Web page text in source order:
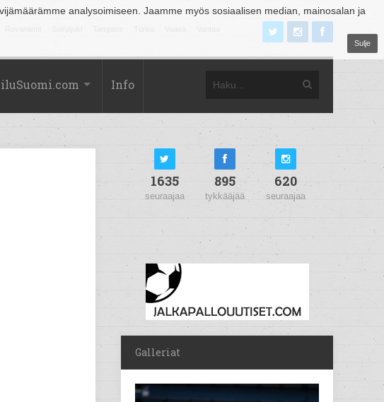
analysoimiseen. Jaamme myös sosiaalisen median, mainosalan ja
Sulje
Info
1635
seuraajaa
895
tykkääjää
620
seuraajaa
Galleriat